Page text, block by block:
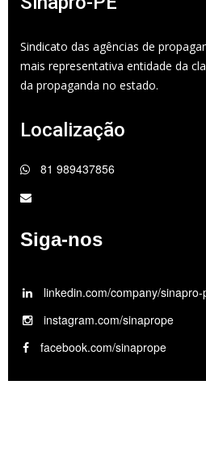
Sindicato das agências de
mais representativa entidade da
da propaganda no estado.
Localização
81 989437856
Siga-nos
linkedin.com/company/sinapro-
instagram.com/sinaprope
facebook.com/sinaprope